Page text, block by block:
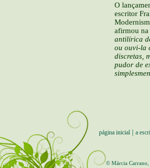
O
escritor
afirmou
antilírica
ou ouvi-la
discretas,
pudor de
página inicial a
© Márcia Carrano,